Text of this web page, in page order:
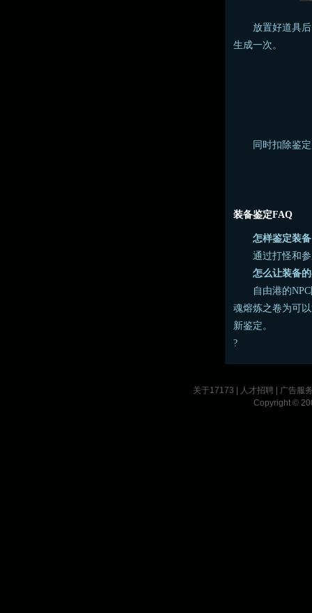
放置好道具后，
生成一次。
同时扣除鉴定
装备鉴定FAQ
怎样鉴定装
通过打怪和参
怎么让装备
自由港的NPC
魂熔炼之卷为可
新鉴定。
?
关于17173 人才招聘
广告服
Copyright ©